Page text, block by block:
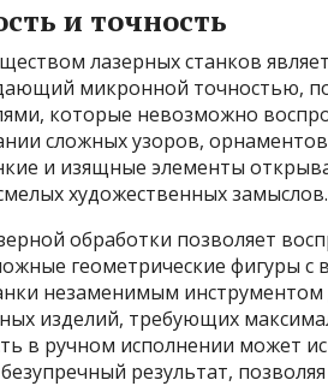
и точность
лазерных станков
микронной точностью,
которые невозможно
сложных узоров,
и изящные элементы
художественных замыслов.
обработки позволяет
геометрические фигуры с
незаменимым инструментом
изделий, требующих
в ручном исполнении может
результат,